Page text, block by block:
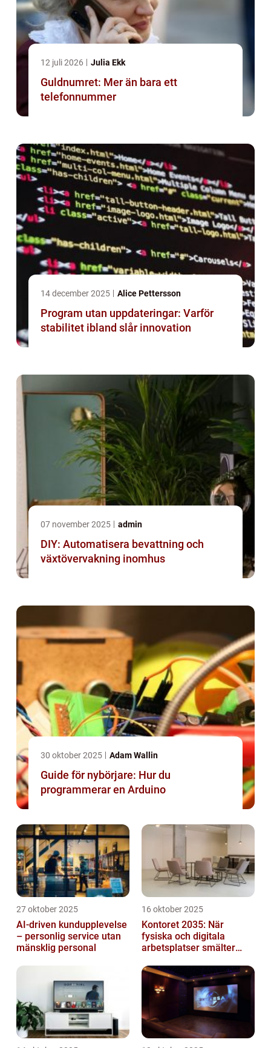
12 juli 2026 Julia Ekk
Guldnumret: Mer än bara ett
telefonnummer
14 december 2025 Alice Pettersson
Program utan uppdateringar: Varför
stabilitet ibland slår innovation
07 november 2025 admin
DIY: Automatisera bevattning och
växtövervakning inomhus
30 oktober 2025 Adam Wallin
Guide för nybörjare: Hur du
programmerar en Arduino
27 oktober 2025
AI-driven kundupplevelse
– personlig service utan
mänsklig personal
16 oktober 2025
Kontoret 2035: När
fysiska och digitala
arbetsplatser smälter